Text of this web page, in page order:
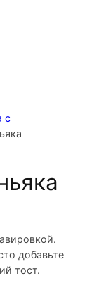
с
добавьте
тост.